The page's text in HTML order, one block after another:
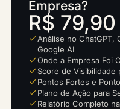
Empresa?
R$ 79,90
Análise no ChatGPT,
Google AI
Onde a Empresa Foi
Score de Visibilidade
Pontos Fortes e
Plano de Ação para
Relatório Completo